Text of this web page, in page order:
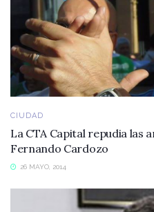
CIUDAD
La CTA Capital repudia las
Fernando Cardozo
26 MAYO, 2014